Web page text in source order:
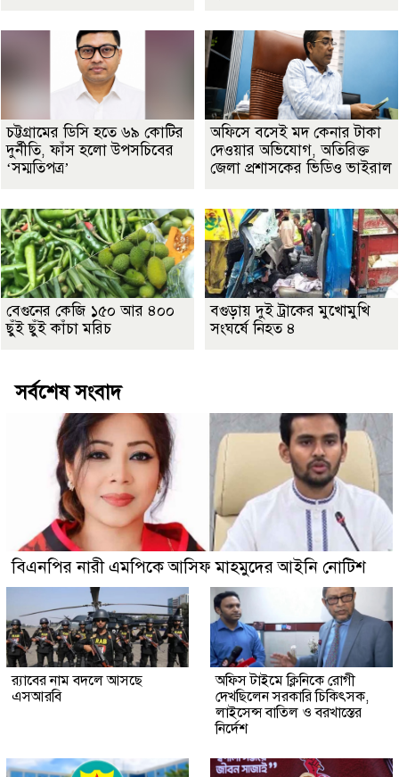
চট্টগ্রামের ডিসি হতে ৬৯ কোটির
দুর্নীতি, ফাঁস হলো উপসচিবের
‘সম্মতিপত্র’
অফিসে বসেই মদ কেনার টাকা
দেওয়ার অভিযোগ, অতিরিক্ত
জেলা প্রশাসকের ভিডিও ভাইরাল
বেগুনের কেজি ১৫০ আর ৪০০
ছুঁই ছুঁই কাঁচা মরিচ
বগুড়ায় দুই ট্রাকের মুখোমুখি
সংঘর্ষে নিহত ৪
সর্বশেষ সংবাদ
বিএনপির নারী এমপিকে আসিফ মাহমুদের আইনি নোটিশ
র‍্যাবের নাম বদলে আসছে
এসআরবি
অফিস টাইমে ক্লিনিকে রোগী
দেখছিলেন সরকারি চিকিৎসক,
লাইসেন্স বাতিল ও বরখাস্তের
নির্দেশ